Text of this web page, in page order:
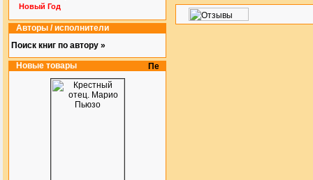
Новый Год
Авторы / исполнители
Поиск книг по автору »
Новые товары